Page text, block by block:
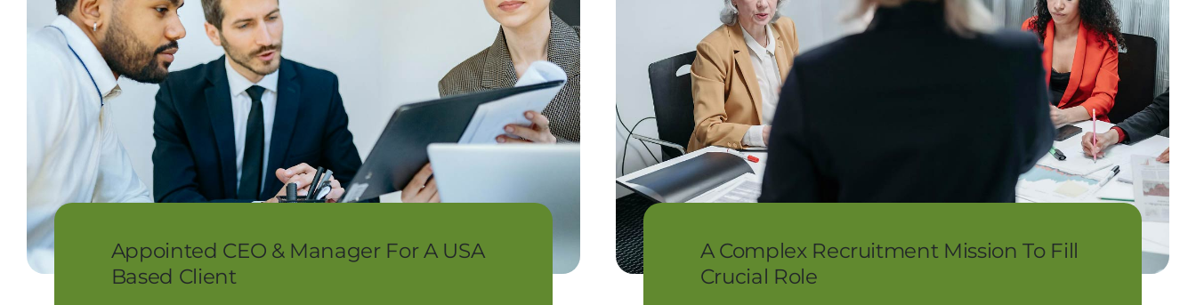
Appointed CEO & Manager For A USA
Based Client
A Complex Recruitment Mission To Fill
Crucial Role